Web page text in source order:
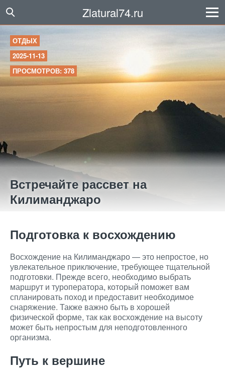
Zlatural74.ru
ОТДЫХ
2025-11-13
ПРОСМОТРОВ: 378
Встречайте рассвет на
Килиманджаро
Подготовка к восхождению
Восхождение на Килиманджаро — это непростое, но
увлекательное приключение, требующее тщательной
подготовки. Прежде всего, необходимо выбрать
маршрут и туроператора, который поможет вам
спланировать поход и предоставит необходимое
снаряжение. Также важно быть в хорошей
физической форме, так как восхождение на высоту
может быть непростым для неподготовленного
организма.
Путь к вершине